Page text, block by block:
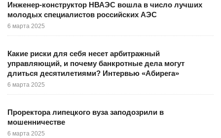
Инженер-конструктор НВАЭС вошла в число лучших
молодых специалистов российских АЭС
6 марта 2025
Какие риски для себя несет арбитражный
управляющий, и почему банкротные дела могут
длиться десятилетиями? Интервью «Абирега»
6 марта 2025
Проректора липецкого вуза заподозрили в
мошенничестве
6 марта 2025